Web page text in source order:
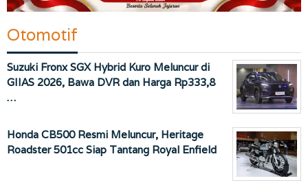
Otomotif
Suzuki Fronx SGX Hybrid Kuro Meluncur di
GIIAS 2026, Bawa DVR dan Harga Rp333,8
…
Honda CB500 Resmi Meluncur, Heritage
Roadster 501cc Siap Tantang Royal Enfield